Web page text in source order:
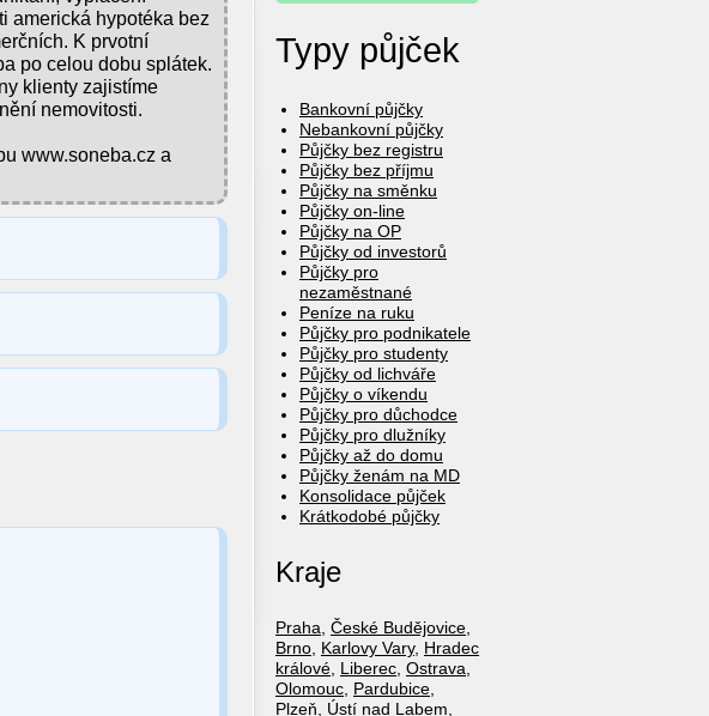
americká hypotéka bez
K prvotní
po celou dobu splátek.
klienty zajistíme
nemovitosti.
www.soneba.cz a
Typy půjček
Bankovní půjčky
Nebankovní půjčky
Půjčky bez registru
Půjčky bez příjmu
Půjčky na směnku
Půjčky on-line
Půjčky na OP
Půjčky od investorů
Půjčky pro
nezaměstnané
Peníze na ruku
Půjčky pro podnikatele
Půjčky pro studenty
Půjčky od lichváře
Půjčky o víkendu
Půjčky pro důchodce
Půjčky pro dlužníky
Půjčky až do domu
Půjčky ženám na MD
Konsolidace půjček
Krátkodobé půjčky
Kraje
Praha, České Budějovice,
Brno, Karlovy Vary, Hradec
králové, Liberec, Ostrava,
Olomouc, Pardubice,
Plzeň, Ústí nad Labem,